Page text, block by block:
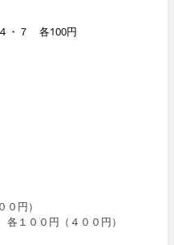
４・７ 各100円
円）
１００円（４００円）